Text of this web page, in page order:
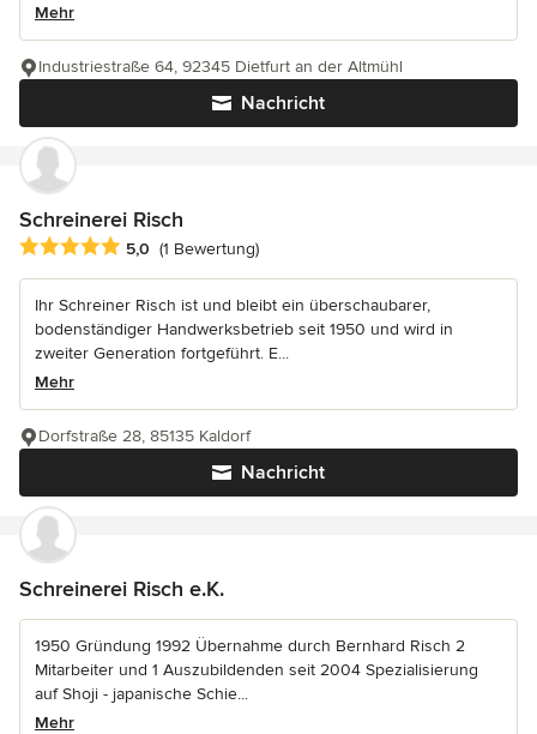
Mehr
Nachricht
Industriestraße 64, 92345 Dietfurt an der Altmühl
Schreinerei Risch
Durchschnittliche Bewertung: 5 von 5 Sternen
5,0 (1 Bewertung)
Ihr Schreiner Risch ist und bleibt ein überschaubarer,
bodenständiger Handwerksbetrieb seit 1950 und wird in
zweiter Generation fortgeführt. E...
Mehr
Nachricht
Dorfstraße 28, 85135 Kaldorf
Schreinerei Risch e.K.
1950 Gründung 1992 Übernahme durch Bernhard Risch 2
Mitarbeiter und 1 Auszubildenden seit 2004 Spezialisierung
auf Shoji - japanische Schie...
Mehr